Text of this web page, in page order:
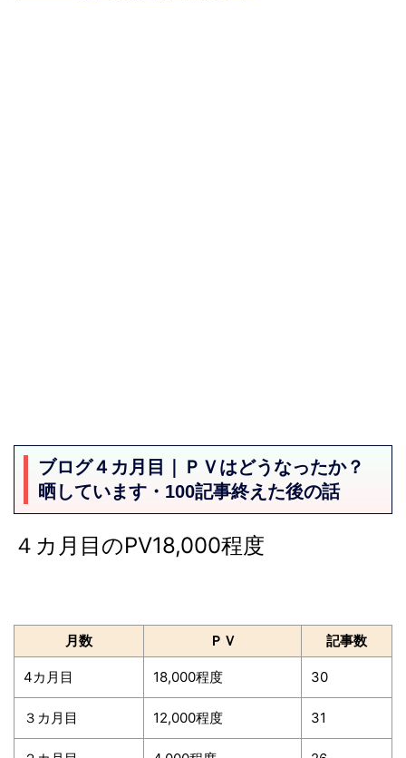
ブログ４カ月目｜ＰＶはどうなったか？
晒しています・100記事終えた後の話
４カ月目のPV18,000程度
月数 ＰＶ 記事数
4カ月目 18,000程度 30
３カ月目 12,000程度 31